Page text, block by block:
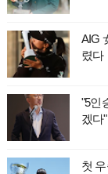
AIG
렸다
"5인
겠다"
첫